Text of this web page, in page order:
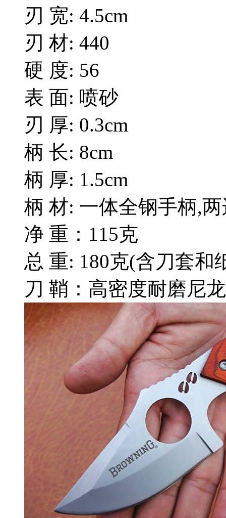
刃 宽: 4.5cm
刃 材: 440
硬 度: 56
表 面: 喷砂
刃 厚: 0.3cm
柄 长: 8cm
柄 厚: 1.5cm
柄 材: 一体全钢手柄,
净 重：115克
总 重: 180克(含刀套和
刀 鞘：高密度耐磨尼